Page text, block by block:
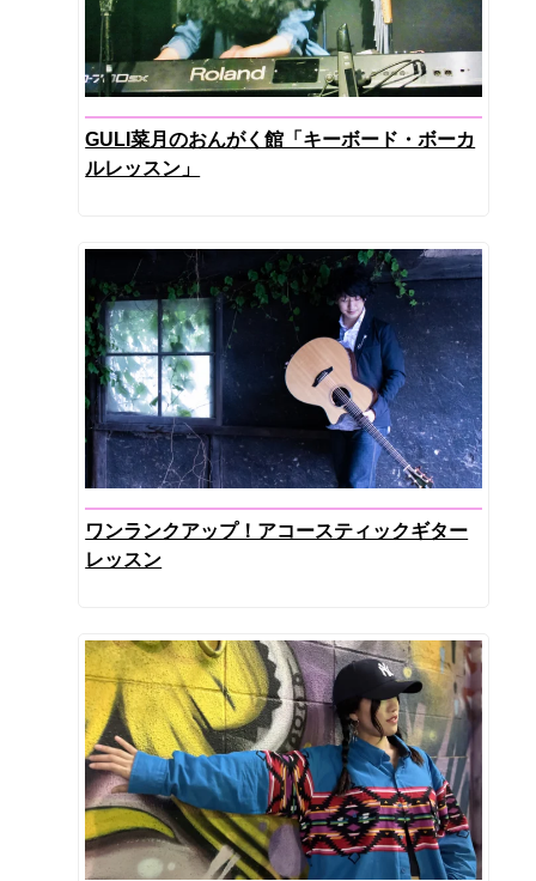
GULI菜月のおんがく館「キーボード・ボーカ
ルレッスン」
ワンランクアップ！アコースティックギター
レッスン